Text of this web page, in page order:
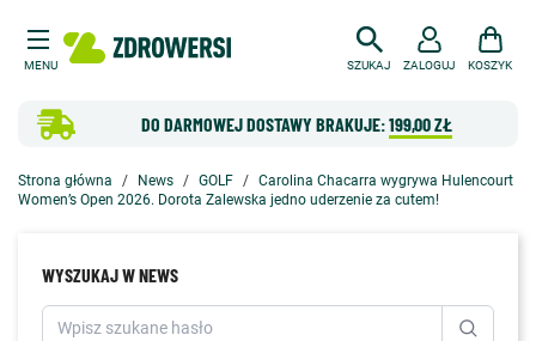
MENU SZUKAJ
DO DARMOWEJ DOSTAWY BRAKUJE:199,00 ZŁ
ZALOGUJ KOSZYK
Strona główna News GOLF
Carolina Chacarra wygrywa Hulencourt
Women’s Open 2026. Dorota Zalewska jedno uderzenie za cutem!
WYSZUKAJ W NEWS